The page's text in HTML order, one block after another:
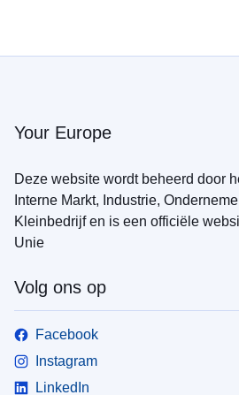
Your Europe
Deze website wordt beheerd door
Interne Markt, Industrie,
Kleinbedrijf en is een officiële
Unie
Volg ons op
Facebook
Instagram
LinkedIn